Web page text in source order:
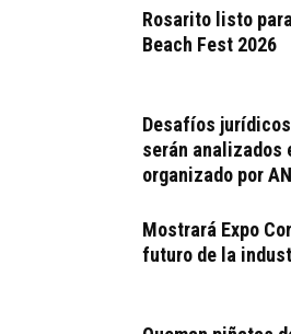
Rosarito listo
Beach Fest 2026
Desafíos
serán analizados
organizado por
Mostrará Expo
futuro de la